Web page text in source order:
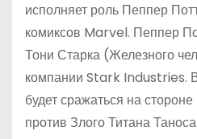
исполняет роль Пеппер
комиксов Marvel. Пеппер
Тони Старка (Железного
компании Stark Industries.
будет сражаться на
против Злого Титана Таноса.